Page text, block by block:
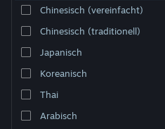
Sprache ändern
Steam-Mobile-App herunterladen
Desktopversion anzeigen
Chinesisch (vereinfacht)
Chinesisch (traditionell)
Japanisch
Koreanisch
Thai
Arabisch
0 Ergebnisse entsprechen Ihrer
Ihrer Einstellungen ausgeschlossen.